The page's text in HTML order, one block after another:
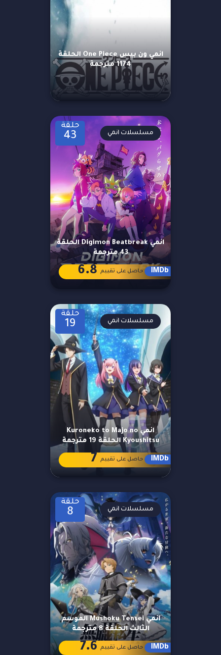
انمي ون بيس One Piece الحلقة
1174 مترجمة
حلقة
43
انمي Digimon Beatbreak الحلقة
43 مترجمة
مسلسلات انمي
IMDb حاصل على تقييم 6.8
حلقة
19
انمي Kuroneko to Majo no
Kyoushitsu الحلقة 19 مترجمة
مسلسلات انمي
IMDb حاصل على تقييم 7
حلقة
8
انمي Mushoku Tensei الموسم
الثالث الحلقة 8 مترجمة
مسلسلات انمي
IMDb حاصل على تقييم 7.6